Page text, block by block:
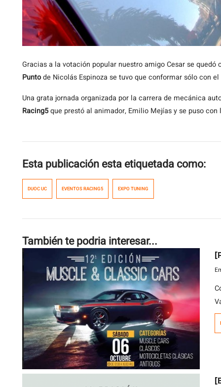
Gracias a la votación popular nuestro amigo Cesar se quedó
Puntode Nicolás Espinoza se tuvo que conformar sólo con
Una grata jornada organizada por la carrera de mecánica
Racing5que prestó al animador, Emilio Mejías y se puso
Esta publicación esta etiquetada como:
DUOC UC EVENTOS RACING5 EXPO TUNING
También te podria interesar...